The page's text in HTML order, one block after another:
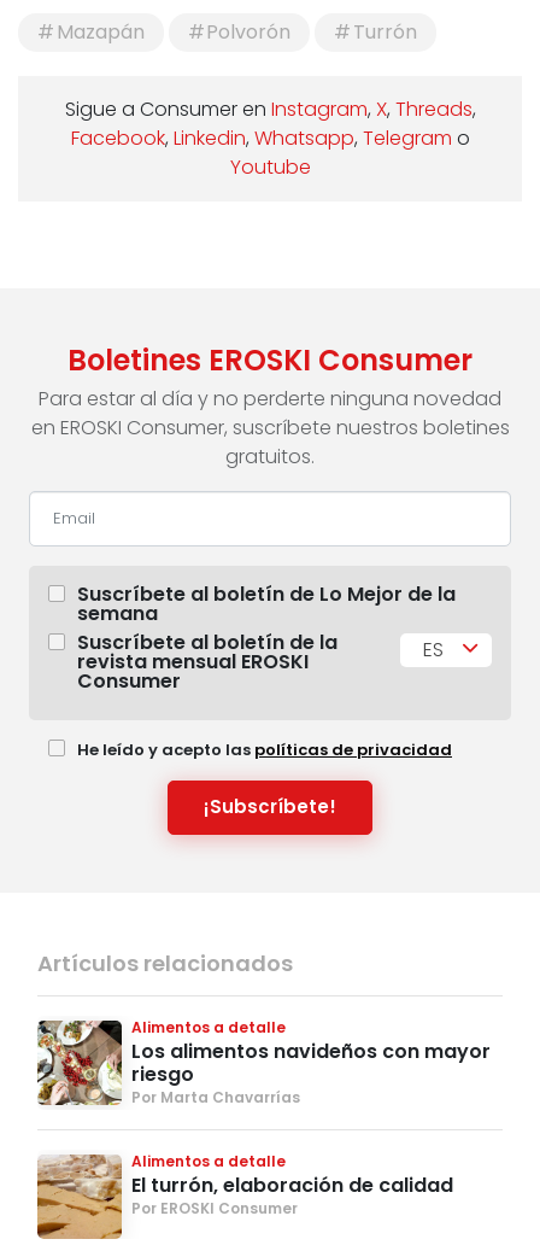
Mazapán Polvorón Turrón
Sigue a Consumer en Instagram, X, Threads,
Facebook, Linkedin, Whatsapp, Telegram o
Youtube
Boletines EROSKI Consumer
Para estar al día y no perderte ninguna novedad
en EROSKI Consumer, suscríbete nuestros boletines
gratuitos.
Suscríbete al boletín de Lo Mejor de la
semana
Suscríbete al boletín de la
revista mensual EROSKI
Consumer
ES
He leído y acepto las políticas de privacidad
¡Subscríbete!
Artículos relacionados
Alimentos a detalle
Los alimentos navideños con mayor
riesgo
Por Marta Chavarrías
Alimentos a detalle
El turrón, elaboración de calidad
Por EROSKI Consumer